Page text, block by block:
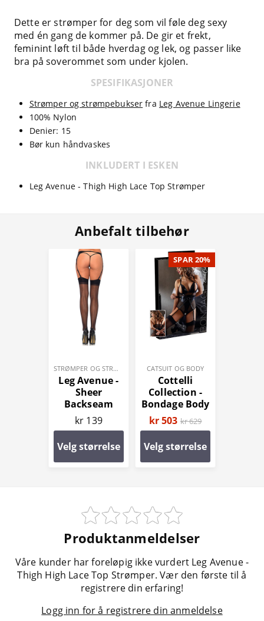
Dette er strømper for deg som vil føle deg sexy
med én gang de kommer på. De gir et frekt,
feminint løft til både hverdag og lek, og passer like
bra på soverommet som under kjolen.
SPESIFIKASJONER
Strømper og strømpebukser fra Leg Avenue Lingerie
100% Nylon
Denier: 15
Bør kun håndvaskes
INKLUDERT I ESKEN
Leg Avenue - Thigh High Lace Top Strømper
Anbefalt tilbehør
STRØMPER OG STRØMPEBUKSER
Leg Avenue -
Sheer
Backseam
Strømper
kr 139
Velg størrelse
SPAR 20%
CATSUIT OG BODY
Cottelli
Collection -
Bondage Body
kr 503 kr 629
Velg størrelse
Produktanmeldelser
Våre kunder har foreløpig ikke vurdert Leg Avenue -
Thigh High Lace Top Strømper. Vær den første til å
registrere din erfaring!
Logg inn for å registrere din anmeldelse